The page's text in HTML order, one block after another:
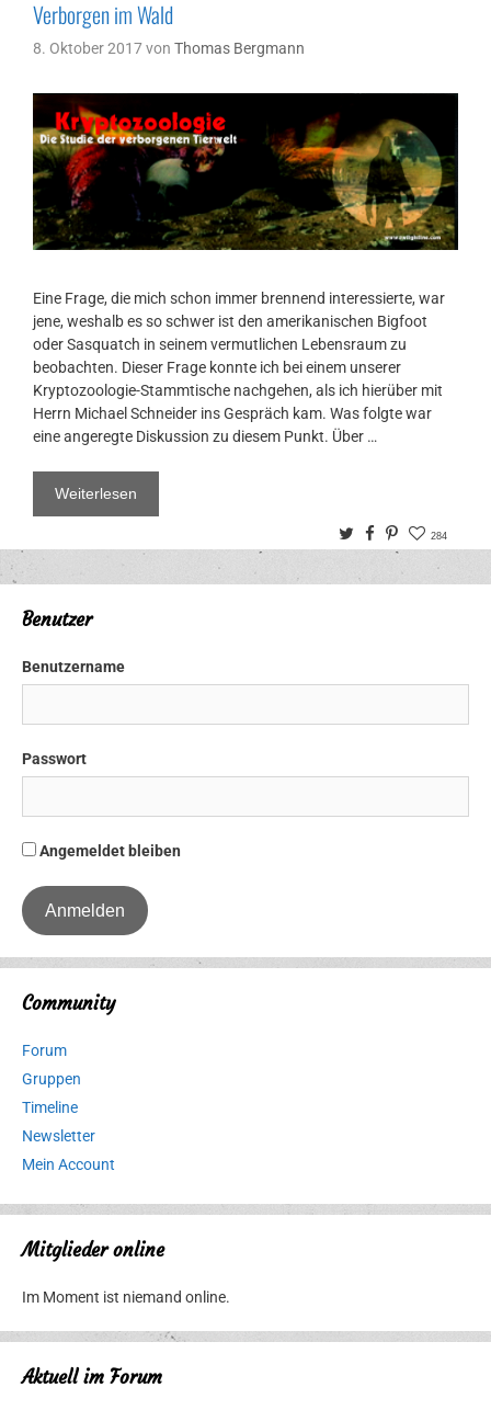
Verborgen im Wald
8. Oktober 2017von Thomas Bergmann
Eine Frage, die mich schon immer brennend interessierte, war
jene, weshalb es so schwer ist den amerikanischen Bigfoot
oder Sasquatch in seinem vermutlichen Lebensraum zu
beobachten. Dieser Frage konnte ich bei einem unserer
Kryptozoologie-Stammtische nachgehen, als ich hierüber mit
Herrn Michael Schneider ins Gespräch kam. Was folgte war
eine angeregte Diskussion zu diesem Punkt. Über …
Weiterlesen
TwitterFacebook
Pinterest
284
Benutzer
Benutzername
Passwort
Angemeldet bleiben
Community
Forum
Gruppen
Timeline
Newsletter
Mein Account
Mitglieder online
Im Moment ist niemand online.
Aktuell im Forum